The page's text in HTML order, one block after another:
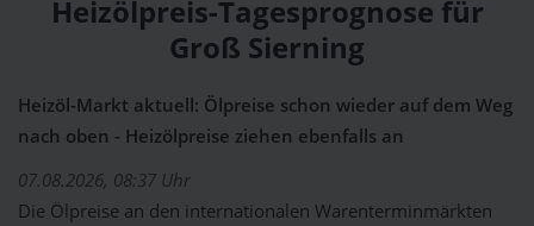
Heizölpreis-Tagesprognose für
Groß Sierning
Heizöl-Markt aktuell: Ölpreise schon wieder auf dem Weg
nach oben - Heizölpreise ziehen ebenfalls an
07.08.2026, 08:37 Uhr
Die Ölpreise an den internationalen Warenterminmärkten